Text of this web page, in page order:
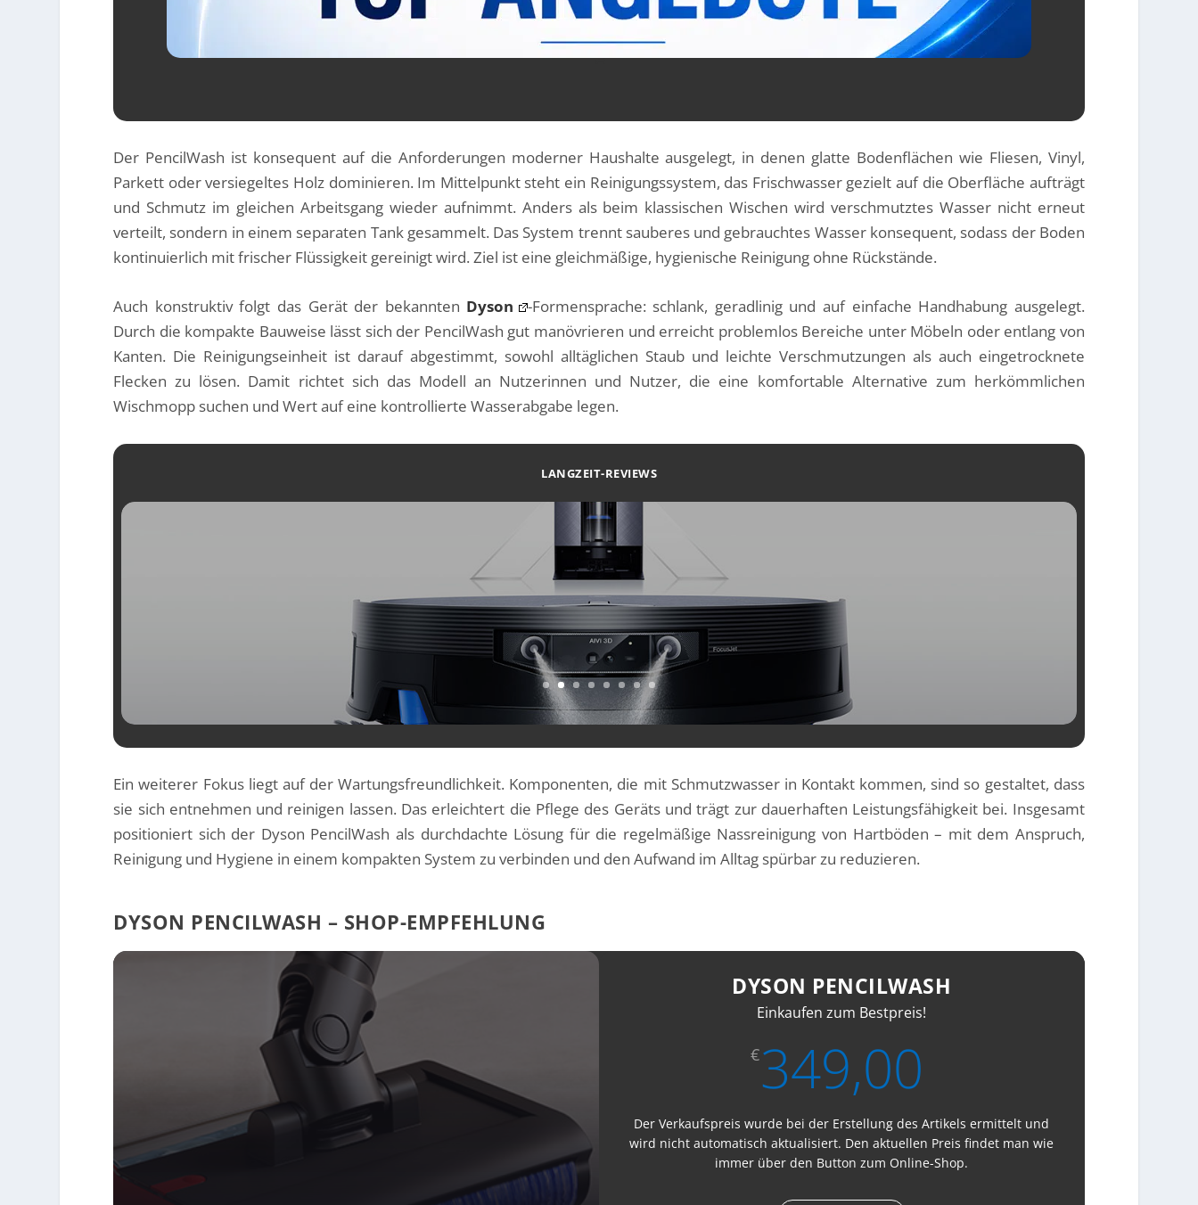
Der PencilWash ist konsequent auf die Anforderungen moderner Haushalte ausgelegt, in denen glatte Bodenflächen wie Fliesen, Vinyl,
Parkett oder versiegeltes Holz dominieren. Im Mittelpunkt steht ein Reinigungssystem, das Frischwasser gezielt auf die Oberfläche aufträgt
und Schmutz im gleichen Arbeitsgang wieder aufnimmt. Anders als beim klassischen Wischen wird verschmutztes Wasser nicht erneut
verteilt, sondern in einem separaten Tank gesammelt. Das System trennt sauberes und gebrauchtes Wasser konsequent, sodass der Boden
kontinuierlich mit frischer Flüssigkeit gereinigt wird. Ziel ist eine gleichmäßige, hygienische Reinigung ohne Rückstände.
Auch konstruktiv folgt das Gerät der bekannten Dyson
-Formensprache: schlank, geradlinig und auf einfache Handhabung ausgelegt.
Durch die kompakte Bauweise lässt sich der PencilWash gut manövrieren und erreicht problemlos Bereiche unter Möbeln oder entlang von
Kanten. Die Reinigungseinheit ist darauf abgestimmt, sowohl alltäglichen Staub und leichte Verschmutzungen als auch eingetrocknete
Flecken zu lösen. Damit richtet sich das Modell an Nutzerinnen und Nutzer, die eine komfortable Alternative zum herkömmlichen
Wischmopp suchen und Wert auf eine kontrollierte Wasserabgabe legen.
LANGZEIT-REVIEWS
REVIEW: ECOVACS DEEBOT X12 OMNICYCLONE IM TEST –
PREMIUM-SAUGROBOTER MIT FOCUSJET, OZMO ROLLER 3.0,
OMNICYCLONE-STATION UND MEHR
Ein weiterer Fokus liegt auf der Wartungsfreundlichkeit. Komponenten, die mit Schmutzwasser in Kontakt kommen, sind so gestaltet, dass
sie sich entnehmen und reinigen lassen. Das erleichtert die Pflege des Geräts und trägt zur dauerhaften Leistungsfähigkeit bei. Insgesamt
positioniert sich der Dyson PencilWash als durchdachte Lösung für die regelmäßige Nassreinigung von Hartböden – mit dem Anspruch,
Reinigung und Hygiene in einem kompakten System zu verbinden und den Aufwand im Alltag spürbar zu reduzieren.
DYSON PENCILWASH – SHOP-EMPFEHLUNG
DYSON PENCILWASH
Einkaufen zum Bestpreis!
€349,00
Der Verkaufspreis wurde bei der Erstellung des Artikels ermittelt und
wird nicht automatisch aktualisiert. Den aktuellen Preis findet man wie
immer über den Button zum Online-Shop.